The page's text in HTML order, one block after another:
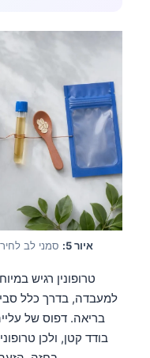
איור 5:
סמני לב
טרופונין רגיש
בודד קטן, ולכן